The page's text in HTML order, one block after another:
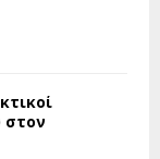
στον